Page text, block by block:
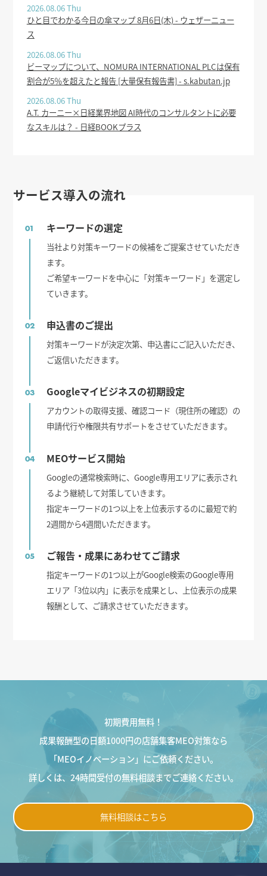
2026.08.06 Thu
ひと目でわかる今日の傘マップ 8月6日(木) - ウェザーニュー
ス
2026.08.06 Thu
ビーマップについて、NOMURA INTERNATIONAL PLCは保有
割合が5％を超えたと報告 [大量保有報告書] - s.kabutan.jp
2026.08.06 Thu
A.T. カーニー×日経業界地図 AI時代のコンサルタントに必要
なスキルは？ - 日経BOOKプラス
サービス導入の流れ
01 キーワードの選定
当社より対策キーワードの候補をご提案させていただき
ます。
ご希望キーワードを中心に「対策キーワード」を選定し
ていきます。
02 申込書のご提出
対策キーワードが決定次第、申込書にご記入いただき、
ご返信いただきます。
03 Googleマイビジネスの初期設定
アカウントの取得支援、確認コード（現住所の確認）の
申請代行や権限共有サポートをさせていただきます。
04 MEOサービス開始
Googleの通常検索時に、Google専用エリアに表示され
るよう継続して対策していきます。
指定キーワードの1つ以上を上位表示するのに最短で約
2週間から4週間いただきます。
05 ご報告・成果にあわせてご請求
指定キーワードの1つ以上がGoogle検索のGoogle専用
エリア「3位以内」に表示を成果とし、上位表示の成果
報酬として、ご請求させていただきます。
初期費用無料！
成果報酬型の日額1000円の店舗集客MEO対策なら
「MEOイノベーション」にご依頼ください。
詳しくは、24時間受付の無料相談までご連絡ください。
無料相談はこちら